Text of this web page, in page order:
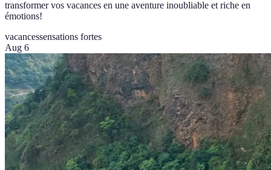
transformer vos vacances en une aventure inoubliable et riche en
émotions!
vacancessensations fortes
Aug 6